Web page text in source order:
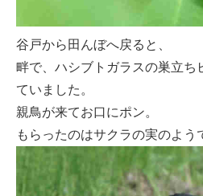
谷戸から田んぼへ戻ると、
畔で、ハシブトガラスの巣立ち
ていました。
親鳥が来てお口にポン。
もらったのはサクラの実のよう